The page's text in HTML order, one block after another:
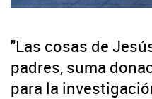
"Las cosas de
padres, suma
para la